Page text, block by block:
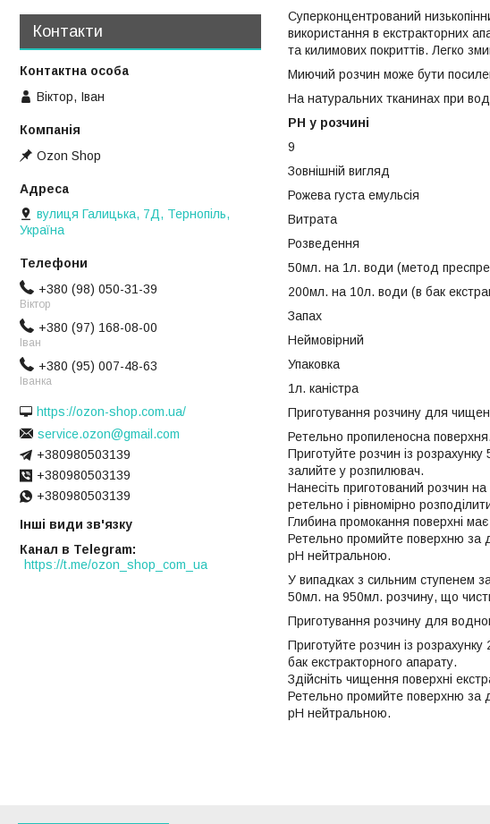
Суперконцентрований
використання в екстракторних
та килимових покриттів. Легко
Миючий розчин може бути
На натуральних тканинах при
PH у розчині
9
Зовнішній вигляд
Рожева густа емульсія
Витрата
Розведення
50мл. на 1л. води (метод
200мл. на 10л. води (в бак
Запах
Неймовірний
Упаковка
1л. каністра
Приготування розчину для
Ретельно пропиленосна поверхня.
Приготуйте розчин із
залийте у розпилювач.
Нанесіть приготований розчин
ретельно і рівномірно
Глибина промокання поверхні
Ретельно промийте поверхню за
pH нейтральною.
У випадках з сильним ступенем
50мл. на 950мл. розчину, що
Приготування розчину для
Приготуйте розчин із
бак екстракторного апарату.
Здійсніть чищення поверхні
Ретельно промийте поверхню за
pH нейтральною.
Контакти
Віктор, Іван
Ozon Shop
вулиця Галицька, 7Д, Тернопіль,
Україна
+380 (98) 050-31-39
Віктор
+380 (97) 168-08-00
Іван
+380 (95) 007-48-63
Іванка
https://ozon-shop.com.ua/
service.ozon@gmail.com
+380980503139
+380980503139
+380980503139
Інші види зв'язку
Канал в Telegram
https://t.me/ozon_shop_com_ua